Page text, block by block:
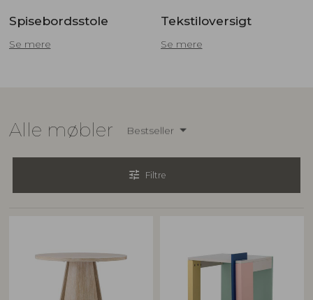
Spisebordsstole
​Se mere
Tekstiloversigt
Se mere
Alle møbler Bestseller
tune Filtre